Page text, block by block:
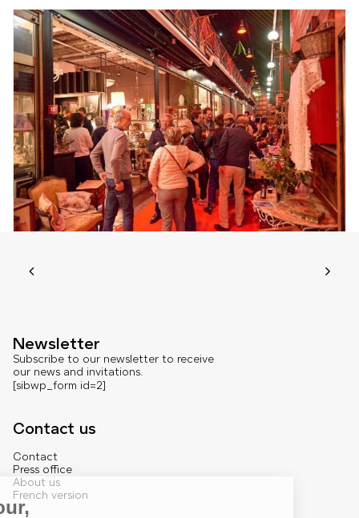
Newsletter
Subscribe to our newsletter to receive
our news and invitations.
[sibwp_form id=2]
Contact us
Contact
Press office
About us
French version